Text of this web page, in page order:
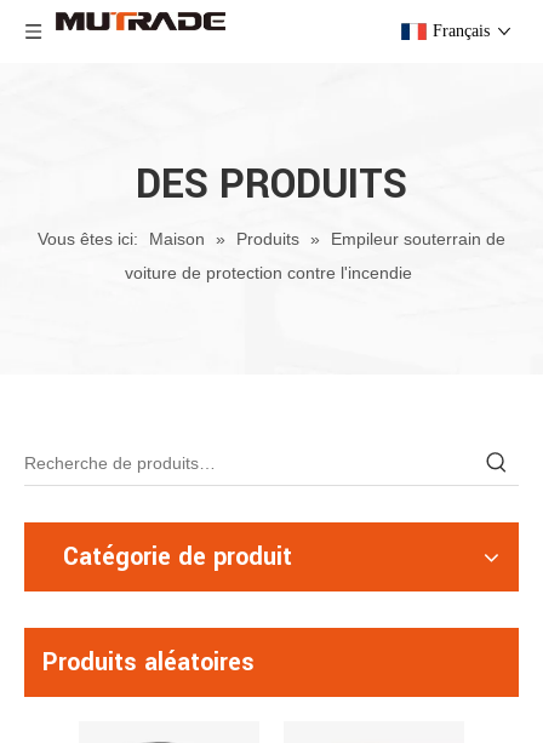
Français
DES PRODUITS
Vous êtes ici: Maison » Produits »
Empileur souterrain de
voiture de protection contre l'incendie
Catégorie de produit
Produits aléatoires